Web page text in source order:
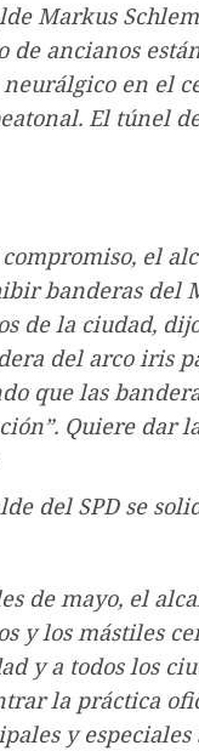
Markus
de ancianos
en el
El túnel
compromiso, el
banderas del
de la ciudad,
del arco iris
que las
Quiere dar
del SPD se
de mayo, el
y los mástiles
y a todos los
la práctica
y especiales